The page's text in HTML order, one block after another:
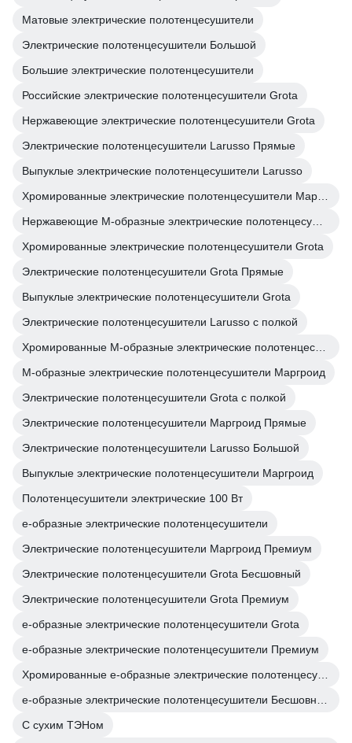
Матовые электрические полотенцесушители
Электрические полотенцесушители Большой
Большие электрические полотенцесушители
Российские электрические полотенцесушители Grota
Нержавеющие электрические полотенцесушители Grota
Электрические полотенцесушители Larusso Прямые
Выпуклые электрические полотенцесушители Larusso
Хромированные электрические полотенцесушители Grota
Электрические полотенцесушители Grota Прямые
Выпуклые электрические полотенцесушители Grota
Электрические полотенцесушители Larusso с полкой
М-образные электрические полотенцесушители Маргроид
Электрические полотенцесушители Grota с полкой
Электрические полотенцесушители Маргроид Прямые
Электрические полотенцесушители Larusso Большой
Выпуклые электрические полотенцесушители Маргроид
Полотенцесушители электрические 100 Вт
е-образные электрические полотенцесушители
Электрические полотенцесушители Маргроид Премиум
Электрические полотенцесушители Grota Бесшовный
Электрические полотенцесушители Grota Премиум
е-образные электрические полотенцесушители Grota
е-образные электрические полотенцесушители Премиум
С сухим ТЭНом